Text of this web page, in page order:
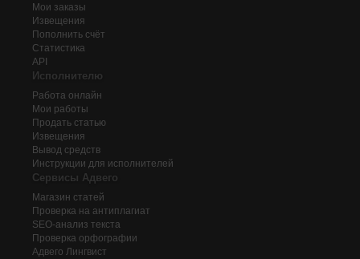
Мои заказы
Извещения
Пополнить счёт
Статистика
API
Исполнителю
Работа онлайн
Мои работы
Продать статью
Извещения
Вывод средств
Инструкции для исполнителей
Сервисы Адвего
Магазин статей
Проверка на антиплагиат
SEO-анализ текста
Проверка орфографии
Адвего Лингвист